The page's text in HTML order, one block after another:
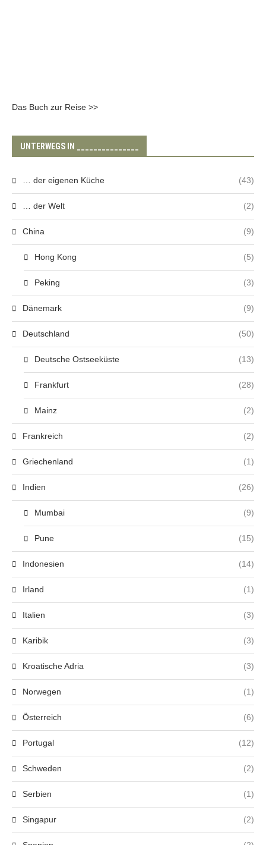
Das Buch zur Reise >>
UNTERWEGS IN _______________
… der eigenen Küche (43)
… der Welt (2)
China (9)
Hong Kong (5)
Peking (3)
Dänemark (9)
Deutschland (50)
Deutsche Ostseeküste (13)
Frankfurt (28)
Mainz (2)
Frankreich (2)
Griechenland (1)
Indien (26)
Mumbai (9)
Pune (15)
Indonesien (14)
Irland (1)
Italien (3)
Karibik (3)
Kroatische Adria (3)
Norwegen (1)
Österreich (6)
Portugal (12)
Schweden (2)
Serbien (1)
Singapur (2)